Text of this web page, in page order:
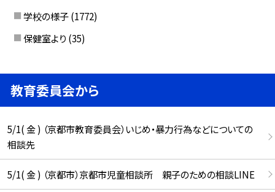
学校の様子 (1772)
保健室より (35)
教育委員会から
5/1( 金 ) （京都市教育委員会）いじめ・暴力行為などについての
相談先
5/1( 金 ) （京都市）京都市児童相談所 親子のための相談LINE